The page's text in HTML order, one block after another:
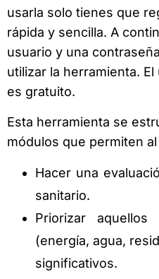
usarla solo tienes que
rápida y sencilla. A
usuario y una
utilizar la herramienta.
es gratuito.
Esta herramienta se
módulos que permiten
Hacer una
sanitario.
Priorizar aquellos
(energía, agua,
significativos.